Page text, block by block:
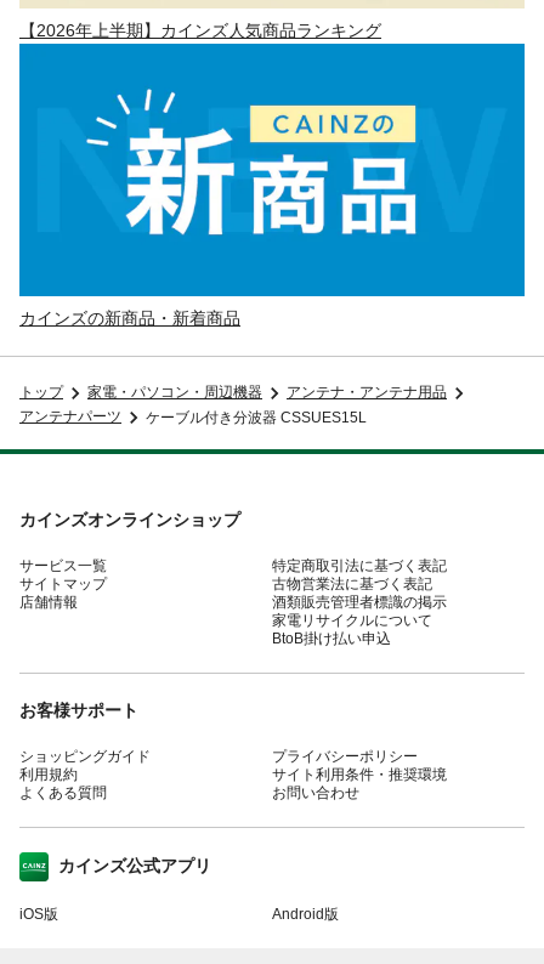
【2026年上半期】カインズ人気商品ランキング
カインズの新商品・新着商品
トップ 家電・パソコン・周辺機器
アンテナ・アンテナ用品
アンテナパーツ
ケーブル付き分波器 CSSUES15L
カインズオンラインショップ
サービス一覧
サイトマップ
店舗情報
特定商取引法に基づく表記
古物営業法に基づく表記
酒類販売管理者標識の掲示
家電リサイクルについて
BtoB掛け払い申込
お客様サポート
ショッピングガイド
利用規約
よくある質問
プライバシーポリシー
サイト利用条件・推奨環境
お問い合わせ
カインズ公式アプリ
iOS版 Android版